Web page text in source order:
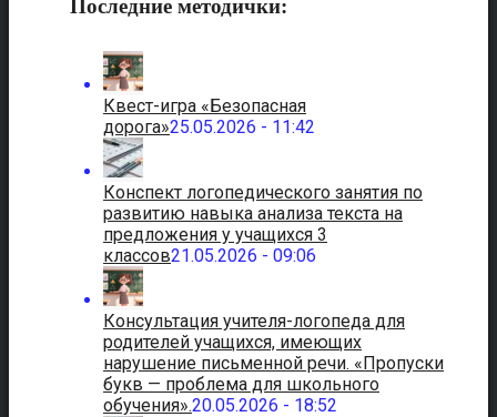
Последние методички:
Квест-игра «Безопасная
дорога»25.05.2026 - 11:42
Конспект логопедического занятия по
развитию навыка анализа текста на
предложения у учащихся 3
классов21.05.2026 - 09:06
Консультация учителя-логопеда для
родителей учащихся, имеющих
нарушение письменной речи. «Пропуски
букв — проблема для школьного
обучения».20.05.2026 - 18:52